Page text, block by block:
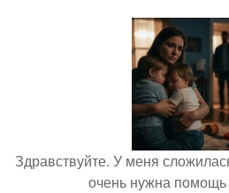
Здравствуйте. У меня
очень нужна помощь